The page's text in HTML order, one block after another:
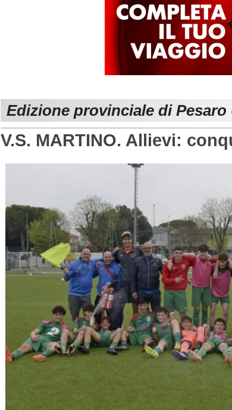
Edizione provinciale di Pesaro
V.S. MARTINO. Allievi: